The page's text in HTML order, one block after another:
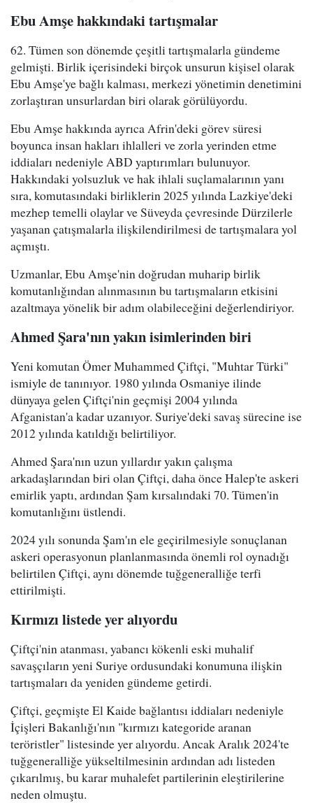
Ebu Amşe hakkındaki tartışmalar
62. Tümen son dönemde çeşitli tartışmalarla gündeme
gelmişti. Birlik içerisindeki birçok unsurun kişisel olarak
Ebu Amşe'ye bağlı kalması, merkezi yönetimin denetimini
zorlaştıran unsurlardan biri olarak görülüyordu.
Ebu Amşe hakkında ayrıca Afrin'deki görev süresi
boyunca insan hakları ihlalleri ve zorla yerinden etme
iddiaları nedeniyle ABD yaptırımları bulunuyor.
Hakkındaki yolsuzluk ve hak ihlali suçlamalarının yanı
sıra, komutasındaki birliklerin 2025 yılında Lazkiye'deki
mezhep temelli olaylar ve Süveyda çevresinde Dürzilerle
yaşanan çatışmalarla ilişkilendirilmesi de tartışmalara yol
açmıştı.
Uzmanlar, Ebu Amşe'nin doğrudan muharip birlik
komutanlığından alınmasının bu tartışmaların etkisini
azaltmaya yönelik bir adım olabileceğini değerlendiriyor.
Ahmed Şara'nın yakın isimlerinden biri
Yeni komutan Ömer Muhammed Çiftçi, "Muhtar Türki"
ismiyle de tanınıyor. 1980 yılında Osmaniye ilinde
dünyaya gelen Çiftçi'nin geçmişi 2004 yılında
Afganistan'a kadar uzanıyor. Suriye'deki savaş sürecine ise
2012 yılında katıldığı belirtiliyor.
Ahmed Şara'nın uzun yıllardır yakın çalışma
arkadaşlarından biri olan Çiftçi, daha önce Halep'te askeri
emirlik yaptı, ardından Şam kırsalındaki 70. Tümen'in
komutanlığını üstlendi.
2024 yılı sonunda Şam'ın ele geçirilmesiyle sonuçlanan
askeri operasyonun planlanmasında önemli rol oynadığı
belirtilen Çiftçi, aynı dönemde tuğgeneralliğe terfi
ettirilmişti.
Kırmızı listede yer alıyordu
Çiftçi'nin atanması, yabancı kökenli eski muhalif
savaşçıların yeni Suriye ordusundaki konumuna ilişkin
tartışmaları da yeniden gündeme getirdi.
Çiftçi, geçmişte El Kaide bağlantısı iddiaları nedeniyle
İçişleri Bakanlığı'nın "kırmızı kategoride aranan
teröristler" listesinde yer alıyordu. Ancak Aralık 2024'te
tuğgeneralliğe yükseltilmesinin ardından adı listeden
çıkarılmış, bu karar muhalefet partilerinin eleştirilerine
neden olmuştu.